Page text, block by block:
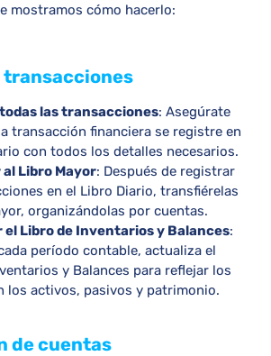
mostramos cómo hacerlo:
transacciones
las transacciones: Asegúrate
transacción financiera se registre en
con todos los detalles necesarios.
Libro Mayor: Después de registrar
en el Libro Diario, transfiérelas
organizándolas por cuentas.
Libro de Inventarios y Balances:
período contable, actualiza el
y Balances para reflejar los
los activos, pasivos y patrimonio.
de cuentas